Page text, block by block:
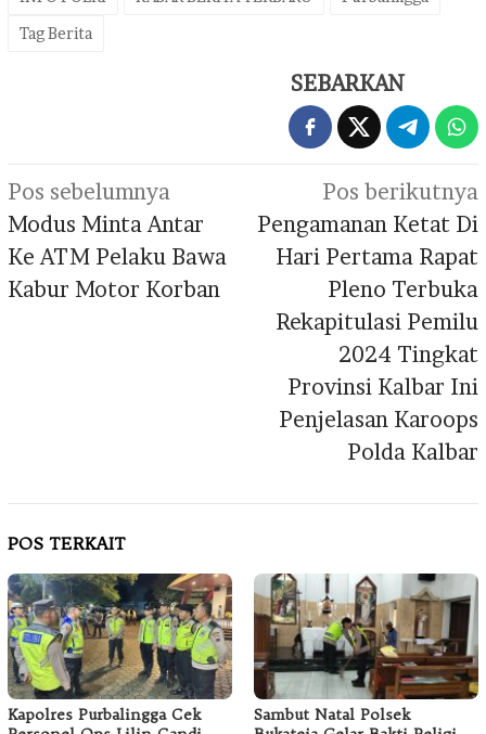
Tag Berita
SEBARKAN
Navigasi
pos
Pos sebelumnya
Modus Minta Antar
Ke ATM Pelaku Bawa
Kabur Motor Korban
Pos berikutnya
Pengamanan Ketat Di
Hari Pertama Rapat
Pleno Terbuka
Rekapitulasi Pemilu
2024 Tingkat
Provinsi Kalbar Ini
Penjelasan Karoops
Polda Kalbar
POS TERKAIT
Kapolres Purbalingga Cek
Sambut Natal Polsek